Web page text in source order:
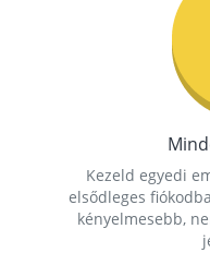
Kezeld egyedi
elsődleges
kényelmesebb,